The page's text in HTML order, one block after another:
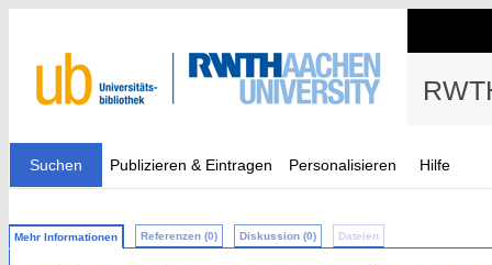
Suchen Publizieren & Eintragen Personalisieren Hilfe
Mehr Informationen Referenzen (0) Diskussion (0) Dateien